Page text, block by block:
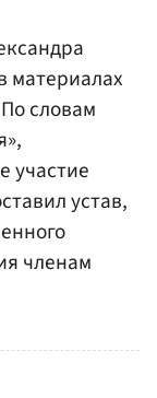
материалах
словам
участие
устав,
членам